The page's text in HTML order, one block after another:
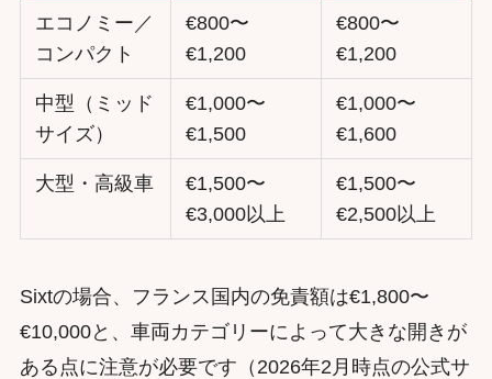
エコノミー／
コンパクト
€800〜
€1,200
€800〜
€1,200
中型（ミッド
サイズ）
€1,000〜
€1,500
€1,000〜
€1,600
大型・高級車
€1,500〜
€3,000以上
€1,500〜
€2,500以上
Sixtの場合、フランス国内の免責額は€1,800〜
€10,000と、車両カテゴリーによって大きな開きが
ある点に注意が必要です（2026年2月時点の公式サ